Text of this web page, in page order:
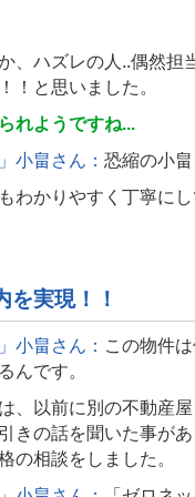
、ハズレの人..偶然
！と思いました。
れようですね...
小畠さん： 恐縮の小
わかりやすく丁寧に
を実現！！
小畠さん： この物件
んです。
、以前に別の不動産
きの話を聞いた事があ
の相談をしました。